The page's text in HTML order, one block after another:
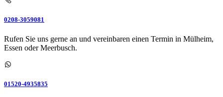
0208-3059081
Rufen Sie uns gerne an und vereinbaren einen Termin in Mülheim,
Essen oder Meerbusch.
01520-4935835